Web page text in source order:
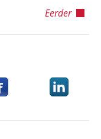
Eerder
dit item opDeel dit